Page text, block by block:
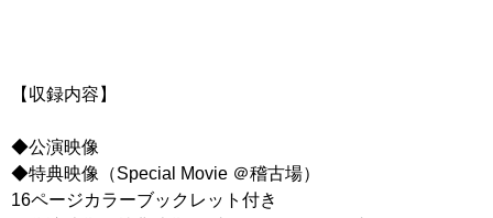
【収録内容】
◆公演映像
◆特典映像（Special Movie ＠稽古場）
16ページカラーブックレット付き